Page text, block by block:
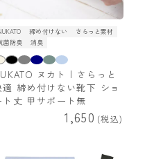
締め付けない
さらっと素材
菌防臭
消臭
ヌカト | さらっと
適 締め付けない靴下 ショ
ト丈 甲サポート無
1,650 税込